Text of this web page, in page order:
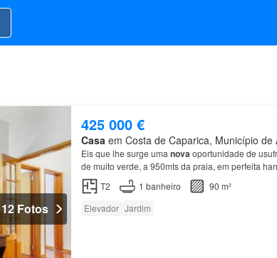
12 Fotos
425 000 €
Casaem Costa de Caparica, Município de
Eis que lhe surge uma novaoportunidade de
de muito verde, a 950mts da praia, em perfeita
em São João de
, uma das mais nobres
T2 1 banheiro
90 m²
Elevador Jardim